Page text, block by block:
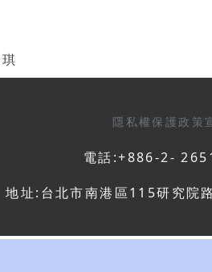
隱私權保護政策
電話:+886-2-
地址:台北市南港區115研究院